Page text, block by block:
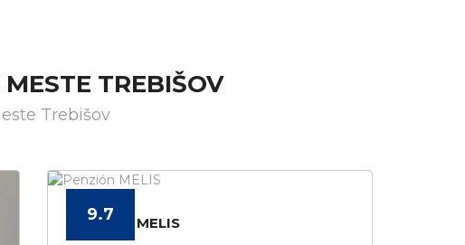
TREBIŠOV
Trebišov
9.7
PENZIÓN MELIS